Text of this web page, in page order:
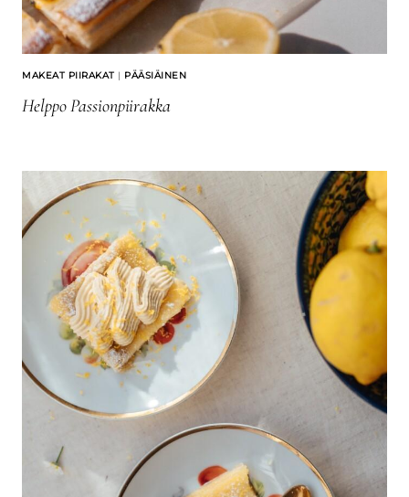
MAKEAT PIIRAKAT | PÄÄSIÄINEN
Helppo Passionpiirakka